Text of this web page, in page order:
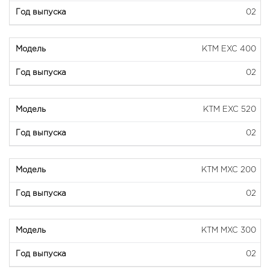
02
KTM EXC 400
02
KTM EXC 520
02
KTM MXC 200
02
KTM MXC 300
02